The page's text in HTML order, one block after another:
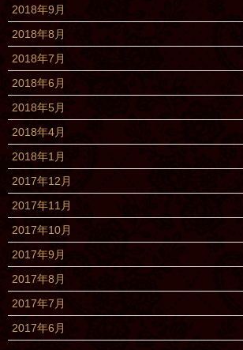
2018年9月
2018年8月
2018年7月
2018年6月
2018年5月
2018年4月
2018年1月
2017年12月
2017年11月
2017年10月
2017年9月
2017年8月
2017年7月
2017年6月